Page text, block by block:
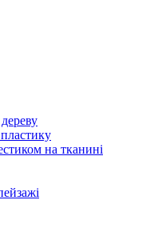
на тканині